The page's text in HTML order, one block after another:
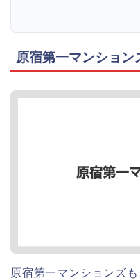
原宿第一マンション
原宿第一マンションズ